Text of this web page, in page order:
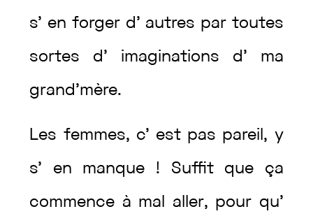
s’ en forger d’ autres par toutes
sortes d’ imaginations d’ ma
grand’mère.
Les femmes, c’ est pas pareil , y
s’ en manque ! Suffit que ça
commence à mal aller, pour qu’